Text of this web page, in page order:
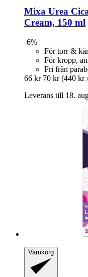
Mixa Urea
Cream, 150 ml
-6%
För torr &
För kropp,
Fri från
66 kr 70 kr (440 kr
Leverans till 18.
Varukorg